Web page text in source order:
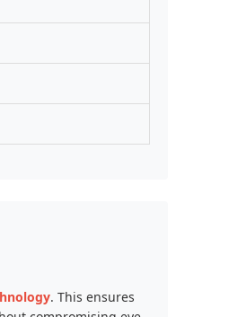
. This ensures